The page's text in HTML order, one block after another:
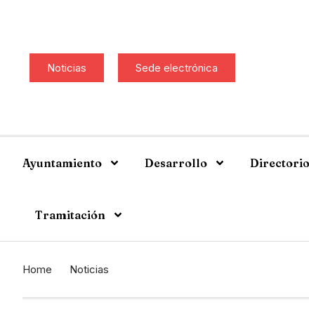
Noticias Sede electrónica
Ayuntamiento Desarrollo Directorio
Tramitación
Home Noticias